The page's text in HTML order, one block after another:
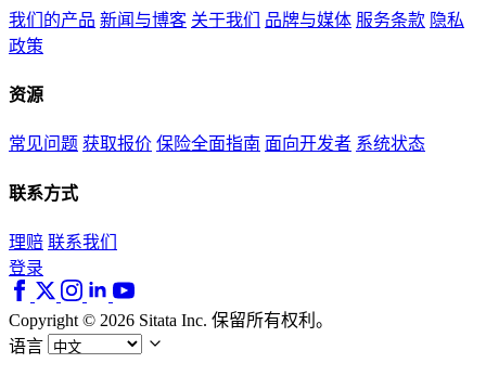
我们的产品 新闻与博客 关于我们 品牌与媒体 服务条款 隐私
政策
资源
常见问题 获取报价 保险全面指南 面向开发者 系统状态
联系方式
理赔 联系我们
登录
Copyright © 2026 Sitata Inc. 保留所有权利。
语言